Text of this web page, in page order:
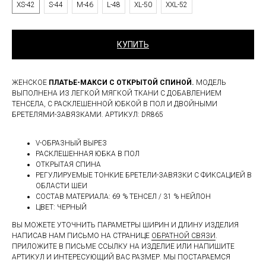
XS-42
S-44 M-46 L-48 XL-50 XXL-52
КУПИТЬ
ЖЕНСКОЕ ПЛАТЬЕ-МАКСИ С ОТКРЫТОЙ СПИНОЙ. МОДЕЛЬ
ВЫПОЛНЕНА ИЗ ЛЕГКОЙ МЯГКОЙ ТКАНИ С ДОБАВЛЕНИЕМ
ТЕНСЕЛА, С РАСКЛЕШЕННОЙ ЮБКОЙ В ПОЛ И ДВОЙНЫМИ
БРЕТЕЛЯМИ-ЗАВЯЗКАМИ. АРТИКУЛ: DR865
V-ОБРАЗНЫЙ ВЫРЕЗ
РАСКЛЕШЕННАЯ ЮБКА В ПОЛ
ОТКРЫТАЯ СПИНА
РЕГУЛИРУЕМЫЕ ТОНКИЕ БРЕТЕЛИ-ЗАВЯЗКИ С ФИКСАЦИЕЙ В
ОБЛАСТИ ШЕИ
СОСТАВ МАТЕРИАЛА: 69 % ТЕНСЕЛ / 31 % НЕЙЛОН
ЦВЕТ: ЧЕРНЫЙ
ВЫ МОЖЕТЕ УТОЧНИТЬ ПАРАМЕТРЫ ШИРИН И ДЛИНУ ИЗДЕЛИЯ
НАПИСАВ НАМ ПИСЬМО НА СТРАНИЦЕ ОБРАТНОЙ СВЯЗИ.
ПРИЛОЖИТЕ В ПИСЬМЕ ССЫЛКУ НА ИЗДЕЛИЕ ИЛИ НАПИШИТЕ
АРТИКУЛ И ИНТЕРЕСУЮЩИЙ ВАС РАЗМЕР. МЫ ПОСТАРАЕМСЯ